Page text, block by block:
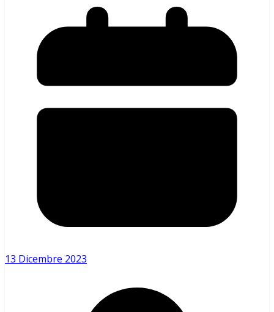
13 Dicembre 2023